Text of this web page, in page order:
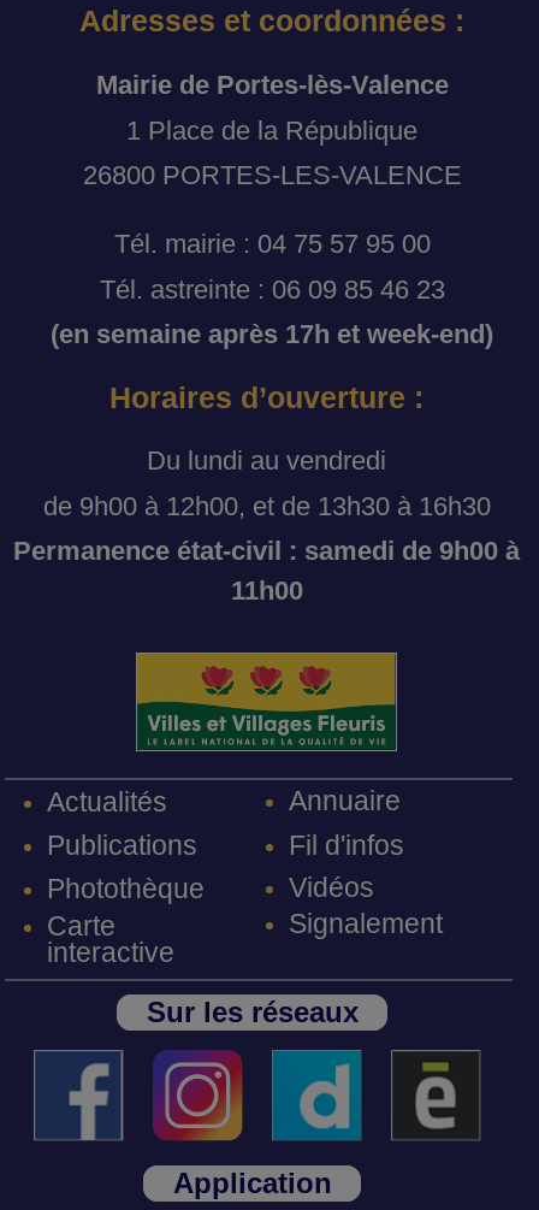
Adresses et coordonnées :
Mairie de Portes-lès-Valence
1 Place de la République
26800 PORTES-LES-VALENCE
Tél. mairie : 04 75 57 95 00
Tél. astreinte : 06 09 85 46 23
(en semaine après 17h et week-end)
Horaires d’ouverture :
Du lundi au vendredi
de 9h00 à 12h00, et de 13h30 à 16h30
Permanence état-civil : samedi de 9h00 à
11h00
Actualités
Publications
Photothèque
Carte
interactive
Annuaire
Fil d'infos
Vidéos
Signalement
Sur les réseaux
Application